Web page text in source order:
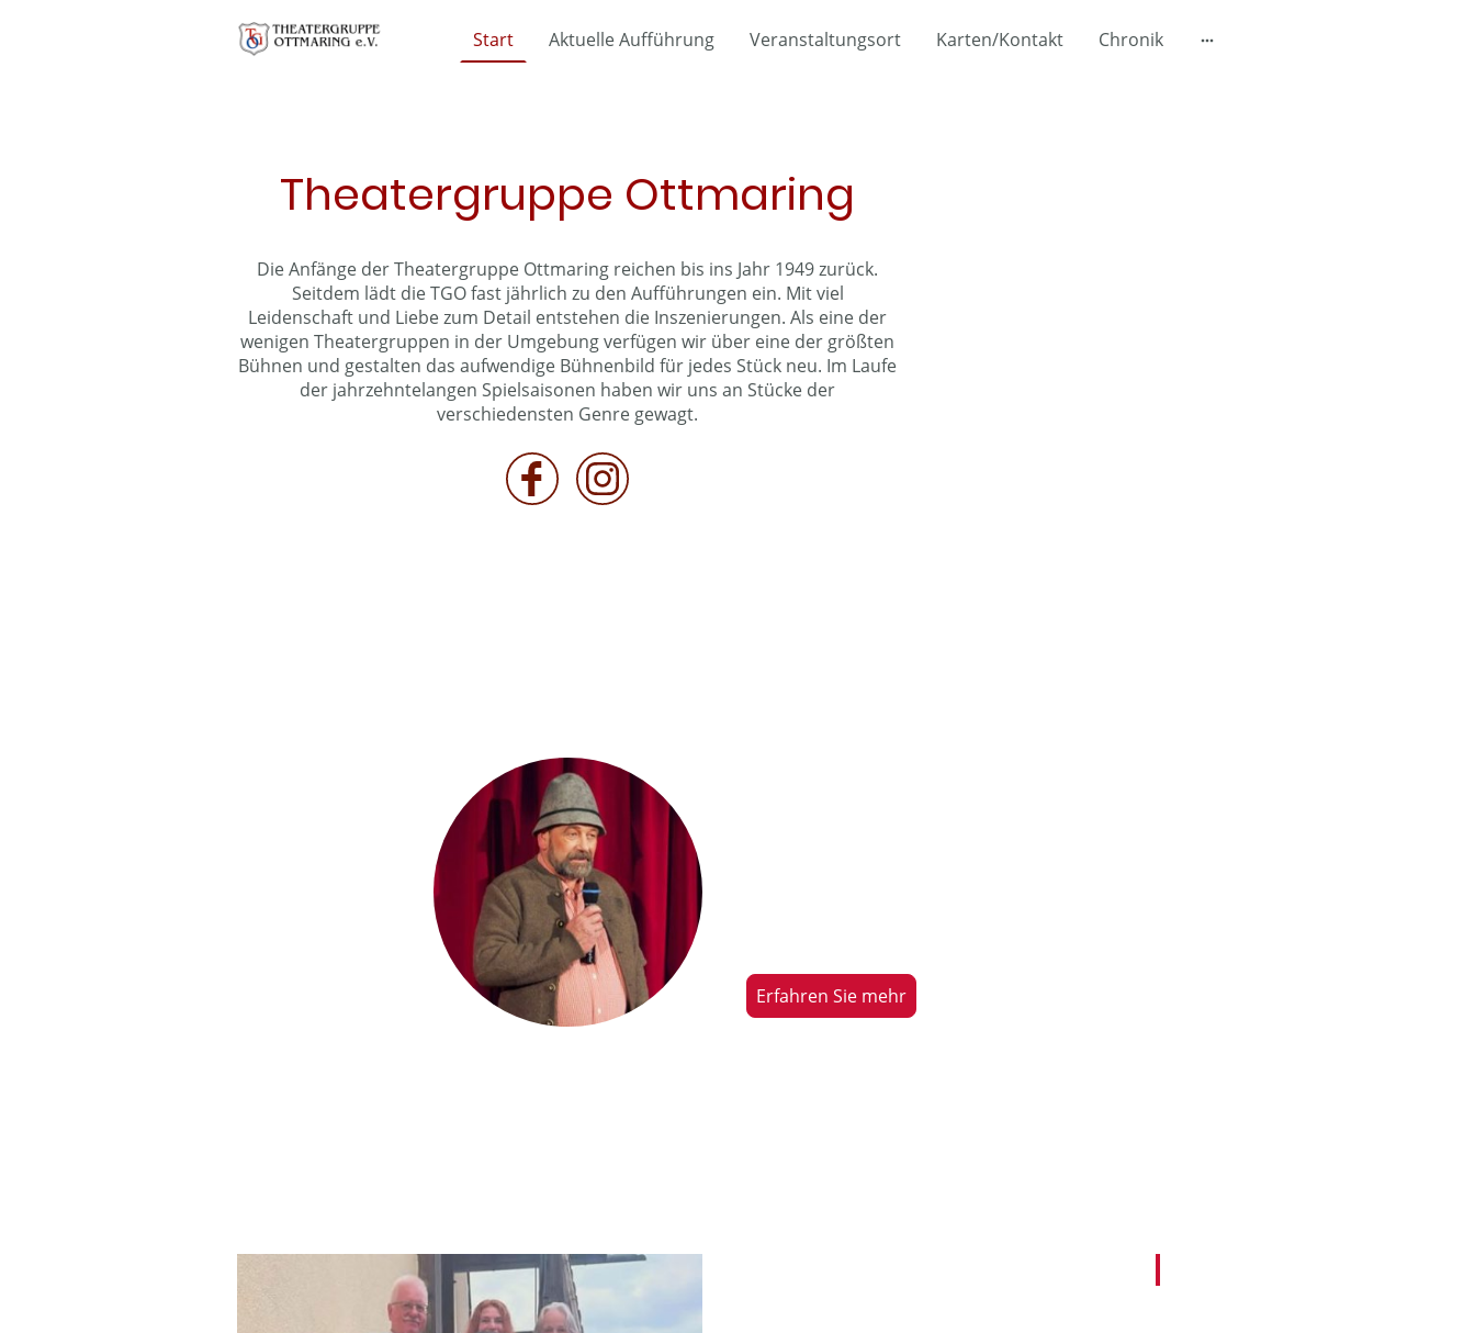
Start Aktuelle Aufführung Veranstaltungsort Karten/Kontakt Chronik
Theatergruppe Ottmaring
Die Anfänge der Theatergruppe Ottmaring reichen bis ins Jahr 1949 zurück.
Seitdem lädt die TGO fast jährlich zu den Aufführungen ein. Mit viel
Leidenschaft und Liebe zum Detail entstehen die Inszenierungen. Als eine der
wenigen Theatergruppen in der Umgebung verfügen wir über eine der größten
Bühnen und gestalten das aufwendige Bühnenbild für jedes Stück neu. Im Laufe
der jahrzehntelangen Spielsaisonen haben wir uns an Stücke der
verschiedensten Genre gewagt.
Erfahren Sie mehr